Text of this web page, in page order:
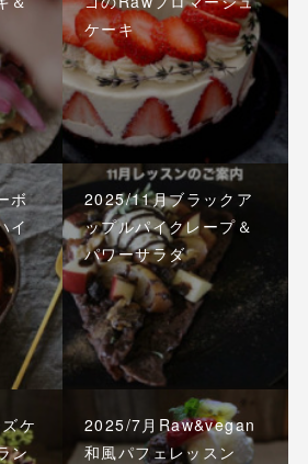
ケーキ
ボ
イ
2025/11月ブラックア
ップルパイクレープ＆
パワーサラダ
ケ
ン
2025/7月Raw&vegan
和風パフェレッスン